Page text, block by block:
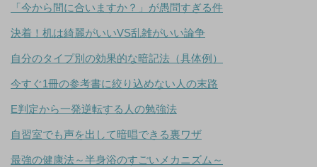
「今から間に合いますか？」が愚問すぎる件
決着！机は綺麗がいいVS乱雑がいい論争
自分のタイプ別の効果的な暗記法（具体例）
今すぐ1冊の参考書に絞り込めない人の末路
E判定から一発逆転する人の勉強法
自習室でも声を出して暗唱できる裏ワザ
最強の健康法～半身浴のすごいメカニズム～